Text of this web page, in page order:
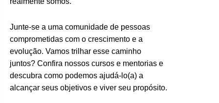
Junte-se a uma comunidade de pessoas
comprometidas com o crescimento e a
evolução. Vamos trilhar esse caminho
juntos? Confira nossos cursos e mentorias e
descubra como podemos ajudá-lo(a) a
alcançar seus objetivos e viver seu propósito.